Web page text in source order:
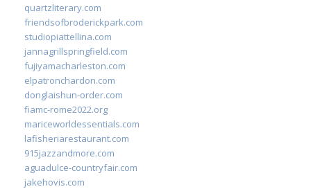
quartzliterary.com
friendsofbroderickpark.com
studiopiattellina.com
jannagrillspringfield.com
fujiyamacharleston.com
elpatronchardon.com
donglaishun-order.com
fiamc-rome2022.org
mariceworldessentials.com
lafisheriarestaurant.com
915jazzandmore.com
aguadulce-countryfair.com
jakehovis.com